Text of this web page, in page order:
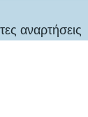
αναρτήσεις